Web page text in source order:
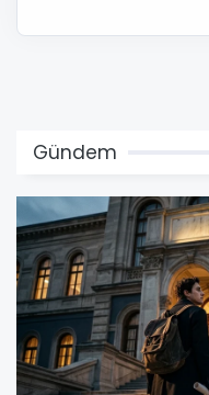
Gündem